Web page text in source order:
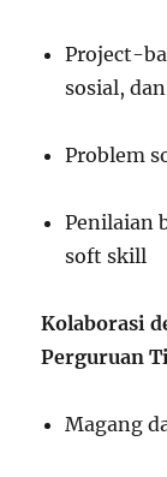
Project-
sosial,
Problem
Penilaian
soft skill
Kolaborasi
Perguruan
Magang